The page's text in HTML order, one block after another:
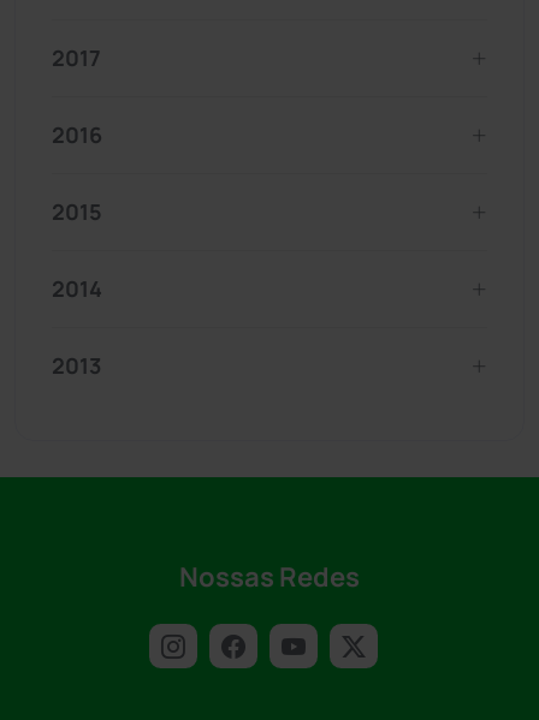
2017
2016
2015
2014
2013
Nossas Redes